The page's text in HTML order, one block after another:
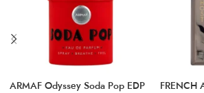
ARMAF Odyssey Soda Pop EDP
FRENCH